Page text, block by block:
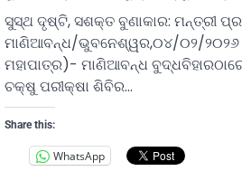
ସୁସ୍ଥ ଦୃଷ୍ଟି, ସଶକ୍ତ ବୁଣାକାର: ମନ୍ତ୍ରୀ
ମାଣିଆବନ୍ଧ/ଭୁବନେଶ୍ୱର,୦୪/୦୨/୨୦୨୬
ମହାପାତ୍ର)- ମାଣିଆବନ୍ଧ
ଚକ୍ଷୁ ପରୀକ୍ଷା ଶିବିର…
Share this:
WhatsApp